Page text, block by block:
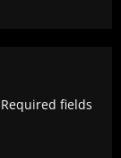
Required fields